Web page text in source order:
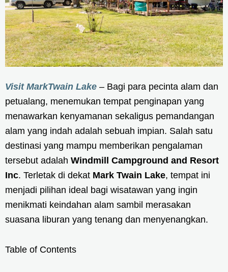
Visit MarkTwain Lake – Bagi para pecinta alam dan
petualang, menemukan tempat penginapan yang
menawarkan kenyamanan sekaligus pemandangan
alam yang indah adalah sebuah impian. Salah satu
destinasi yang mampu memberikan pengalaman
tersebut adalah Windmill Campground and Resort
Inc. Terletak di dekat Mark Twain Lake, tempat ini
menjadi pilihan ideal bagi wisatawan yang ingin
menikmati keindahan alam sambil merasakan
suasana liburan yang tenang dan menyenangkan.
Table of Contents